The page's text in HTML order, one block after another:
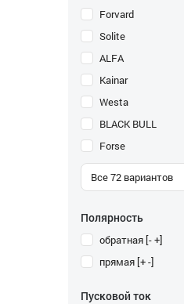
Forvard
Solite
ALFA
Kainar
Westa
BLACK BULL
Forse
Все72 вариантов
Полярность
обратная [- +]
прямая [+ -]
Пусковой ток